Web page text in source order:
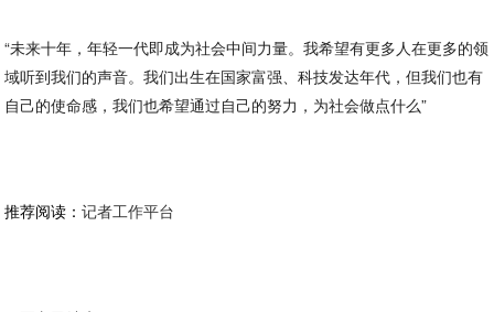
“未来十年，年轻一代即成为社会中间力量。我希望有更多人在更多的领
域听到我们的声音。我们出生在国家富强、科技发达年代，但我们也有
自己的使命感，我们也希望通过自己的努力，为社会做点什么”
推荐阅读：记者工作平台